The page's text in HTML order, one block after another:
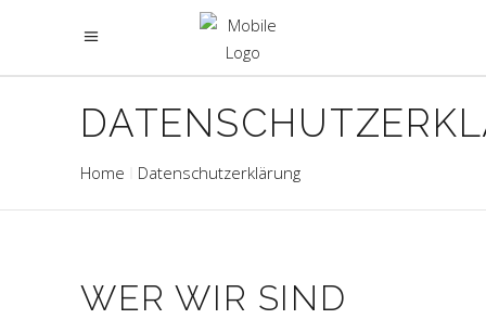
Home Datenschutzerklärung
WER WIR SIND